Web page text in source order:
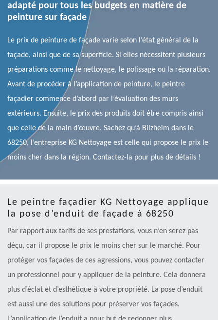
adapté pour tous les budgets en matière de
peinture sur façade
Le prix de peinture de façade varie selon l’état général de la
façade, ainsi que de sa superficie. Si elles nécessitent plusieurs
préparations comme le nettoyage, le polissage ou la réparation.
Avant de procéder à l’application de peinture, le peintre
façadier commence d’abord par l’évaluation des murs
extérieurs. Ensuite, le prix des produits doit être compris ainsi
que celle de la main d’œuvre. Sachez qu’à Bilzheim dans le
68250, l’entreprise KG Nettoyage est celle qui propose le prix le
moins cher dans la région. Contactez-la pour plus de détails !
Le peintre façadier KG Nettoyage applique
la pose d’enduit de façade à 68250
Par rapport aux tarifs de ses prestations, vous n’en serez pas
déçu, car il propose le prix le moins cher sur le marché. Pour
protéger vos façades de ces agressions, vous pouvez contacter
un professionnel pour y appliquer de la peinture. Cela donnera
plus d’éclat et d’esthétique à votre propriété. La pose d’enduit
est aussi une des solutions pour préserver vos façades.